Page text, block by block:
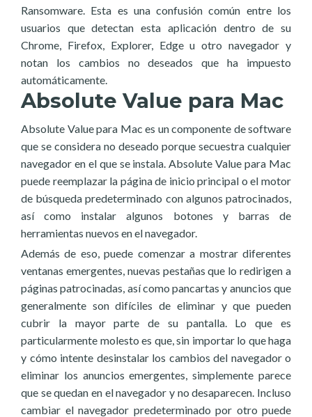
Ransomware. Esta es una confusión común entre los
usuarios que detectan esta aplicación dentro de su
Chrome, Firefox, Explorer, Edge u otro navegador y
notan los cambios no deseados que ha impuesto
automáticamente.
Absolute Value para Mac
Absolute Value para Mac es un componente de software
que se considera no deseado porque secuestra cualquier
navegador en el que se instala. Absolute Value para Mac
puede reemplazar la página de inicio principal o el motor
de búsqueda predeterminado con algunos patrocinados,
así como instalar algunos botones y barras de
herramientas nuevos en el navegador.
Además de eso, puede comenzar a mostrar diferentes
ventanas emergentes, nuevas pestañas que lo redirigen a
páginas patrocinadas, así como pancartas y anuncios que
generalmente son difíciles de eliminar y que pueden
cubrir la mayor parte de su pantalla. Lo que es
particularmente molesto es que, sin importar lo que haga
y cómo intente desinstalar los cambios del navegador o
eliminar los anuncios emergentes, simplemente parece
que se quedan en el navegador y no desaparecen. Incluso
cambiar el navegador predeterminado por otro puede